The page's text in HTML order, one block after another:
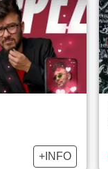
+INFO